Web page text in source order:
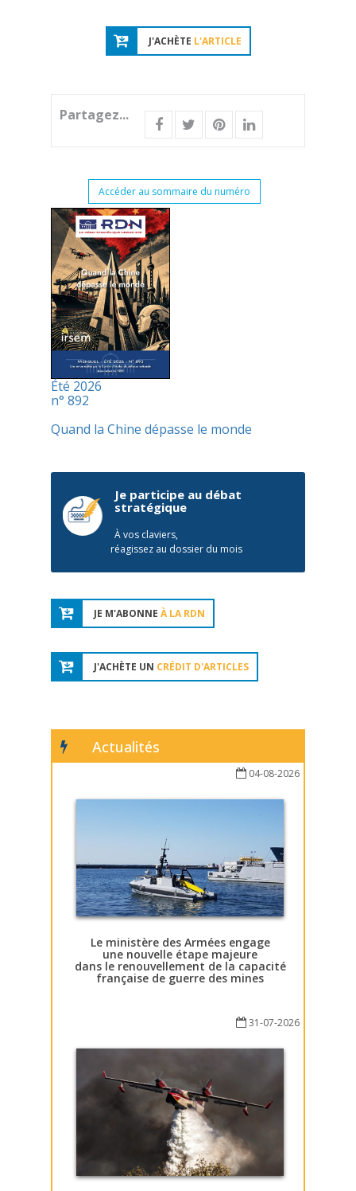
J'ACHÈTE L'ARTICLE
Partagez...
Accéder au sommaire du numéro
Été 2026
n° 892
Quand la Chine dépasse le monde
Je participe au débat
stratégique
À vos claviers,
réagissez au dossier du mois
JE M'ABONNE À LA RDN
J'ACHÈTE UN CRÉDIT D'ARTICLES
Actualités
04-08-2026
Le ministère des Armées engage
une nouvelle étape majeure
dans le renouvellement de la capacité
française de guerre des mines
31-07-2026